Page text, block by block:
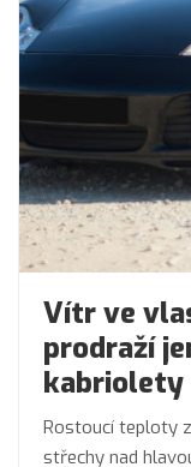
Vítr ve
prodraží
Rostoucí teploty
střechy nad